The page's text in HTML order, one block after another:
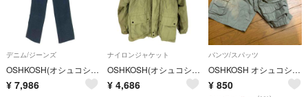
デニム/ジーンズ
OSHKOSH(オシュコシュ) メンズ パンツ デニム
¥ 7,986
ナイロンジャケット
OSHKOSH(オシュコシュ) メンズ アウター ジャケット
¥ 4,686
パンツ/スパッツ
OSHKOSH オシュコシュ 4Tサイズ カーゴパンツ、ショートパンツ ベージュカーキ 綿
¥ 850